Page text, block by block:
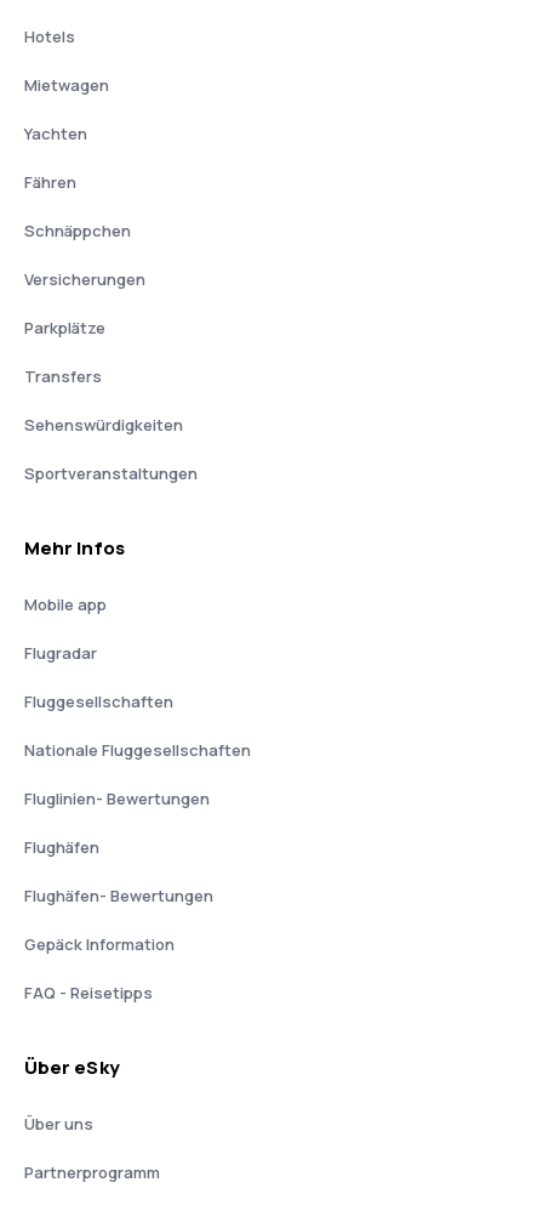
Hotels
Mietwagen
Yachten
Fähren
Schnäppchen
Versicherungen
Parkplätze
Transfers
Sehenswürdigkeiten
Sportveranstaltungen
Mehr Infos
Mobile app
Flugradar
Fluggesellschaften
Nationale Fluggesellschaften
Fluglinien- Bewertungen
Flughäfen
Flughäfen- Bewertungen
Gepäck Information
FAQ - Reisetipps
Über eSky
Über uns
Partnerprogramm